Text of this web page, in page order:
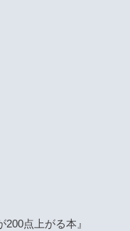
200点上がる本』